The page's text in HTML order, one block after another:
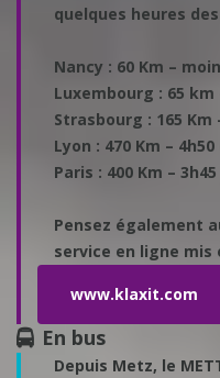
quelques heures
Nancy : 60 Km –
Luxembourg : 65 km
Strasbourg : 165 Km
Lyon : 470 Km –
Paris : 400 Km –
Pensez également
service en ligne mis
www.klaxit.com
En bus
Depuis Metz, le